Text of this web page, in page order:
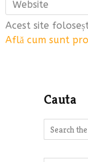
Acest site
Află cum sunt
Cauta